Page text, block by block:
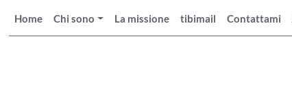
Home Chi sono La missione tibimail Contattami